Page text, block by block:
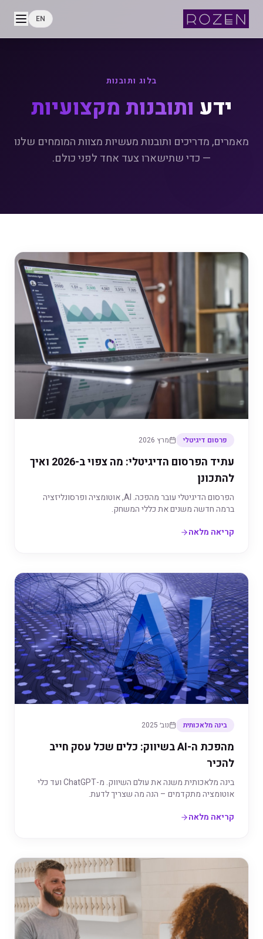
EN
בלוג ותובנות
ידע ותובנות מקצועיות
מאמרים, מדריכים ותובנות מעשיות מצוות המומחים שלנו
— כדי שתישארו צעד אחד לפני כולם.
פרסום דיגיטלי מרץ 2026
עתיד הפרסום הדיגיטלי: מה צפוי ב-2026 ואיך
להתכונן
הפרסום הדיגיטלי עובר מהפכה. AI, אוטומציה ופרסונליזציה
ברמה חדשה משנים את כללי המשחק.
קריאה מלאה
בינה מלאכותית נוב׳ 2025
מהפכת ה-AI בשיווק: כלים שכל עסק חייב
להכיר
בינה מלאכותית משנה את עולם השיווק. מ-ChatGPT ועד כלי
אוטומציה מתקדמים – הנה מה שצריך לדעת.
קריאה מלאה